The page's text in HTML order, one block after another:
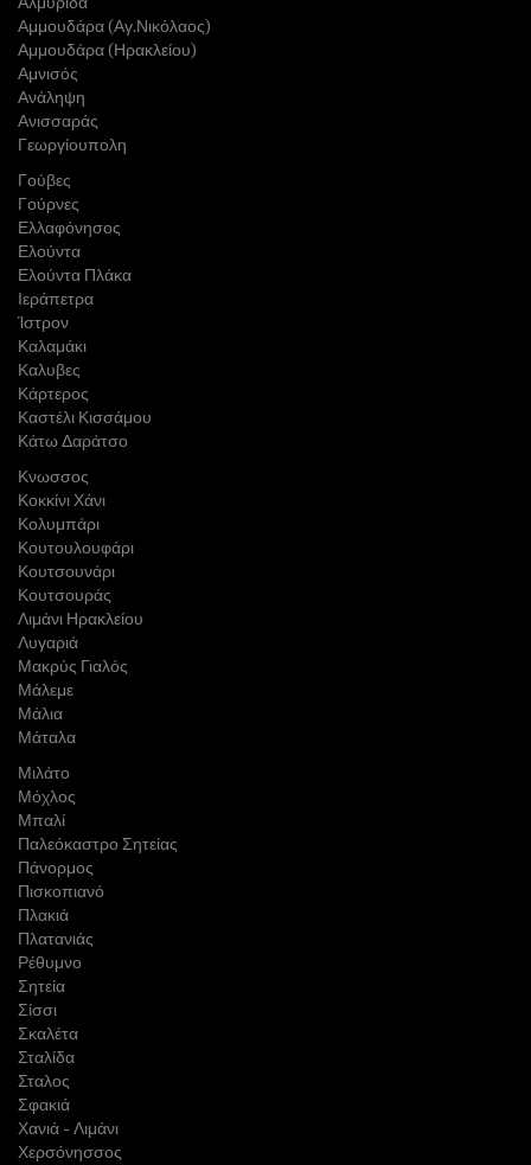
Αμμουδάρα (Αγ.Νικόλαος)
Αμμουδάρα (Ηρακλείου)
Αμνισός
Ανάληψη
Ανισσαράς
Γεωργίουπολη
Γούβες
Γούρνες
Ελλαφόνησος
Ελούντα
Ελούντα Πλάκα
Ιεράπετρα
Ίστρον
Καλαμάκι
Καλυβες
Κάρτερος
Καστέλι Κισσάμου
Κάτω Δαράτσο
Κνωσσος
Κοκκίνι Χάνι
Κολυμπάρι
Κουτουλουφάρι
Κουτσουνάρι
Κουτσουράς
Λιμάνι Ηρακλείου
Λυγαριά
Μακρύς Γιαλός
Μάλεμε
Μάλια
Μάταλα
Μιλάτο
Μόχλος
Μπαλί
Παλεόκαστρο Σητείας
Πάνορμος
Πισκοπιανό
Πλακιά
Πλατανιάς
Ρέθυμνο
Σητεία
Σίσσι
Σκαλέτα
Σταλίδα
Σταλος
Σφακιά
Χανιά - Λιμάνι
Χερσόνησσος